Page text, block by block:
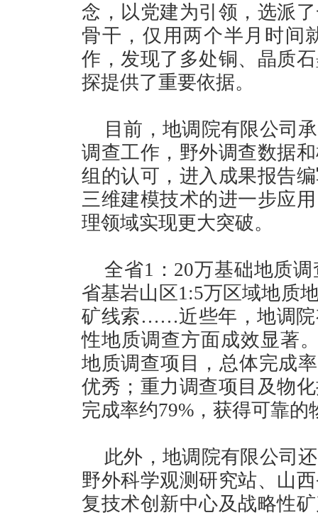
念，以党建为引领，选派
骨干，仅用两个半月时间
作，发现了多处铜、晶质
探提供了重要依据。
目前，地调院有限公司
调查工作，野外调查数据
组的认可，进入成果报告
三维建模技术的进一步应
理领域实现更大突破。
全省1：20万基础地质
省基岩山区1:5万区域地质
矿线索……近些年，地调院
性地质调查方面成效显著
地质调查项目，总体完成
优秀；重力调查项目及物
完成率约79%，获得可靠的
此外，地调院有限公司
野外科学观测研究站、山
复技术创新中心及战略性